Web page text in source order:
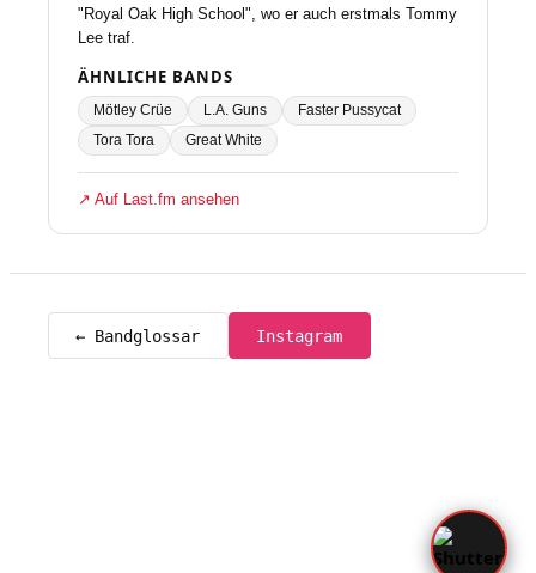
"Royal Oak High School", wo er auch erstmals Tommy
Lee traf.
ÄHNLICHE BANDS
Mötley Crüe L.A. Guns
Faster Pussycat
Tora Tora
Great White
↗ Auf Last.fm ansehen
← Bandglossar Instagram